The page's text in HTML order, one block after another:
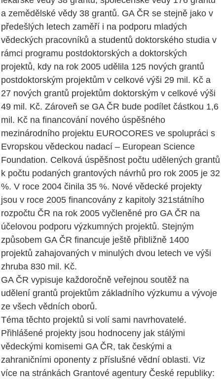
a zemědělské vědy 38 grantů. GA ČR se stejně jako v
předešlých letech zaměří i na podporu mladých
vědeckých pracovníků a studentů doktorského studia v
rámci programu postdoktorských a doktorských
projektů, kdy na rok 2005 udělila 125 nových grantů
postdoktorským projektům v celkové výši 29 mil. Kč a
27 nových grantů projektům doktorským v celkové výši
49 mil. Kč. Zároveň se GA ČR bude podílet částkou 1,6
mil. Kč na financování nového úspěšného
mezinárodního projektu EUROCORES ve spolupráci s
Evropskou vědeckou nadací – European Science
Foundation. Celková úspěšnost počtu udělených grantů
k počtu podaných grantových návrhů pro rok 2005 je 32
%. V roce 2004 činila 35 %. Nové vědecké projekty
jsou v roce 2005 financovány z kapitoly 321státního
rozpočtu ČR na rok 2005 vyčleněné pro GA ČR na
účelovou podporu výzkumných projektů. Stejným
způsobem GA ČR financuje ještě přibližně 1400
projektů zahajovaných v minulých dvou letech ve výši
zhruba 830 mil. Kč.
GA ČR vypisuje každoročně veřejnou soutěž na
udělení grantů projektům základního výzkumu a vývoje
ze všech vědních oborů.
Téma těchto projektů si volí sami navrhovatelé.
Přihlášené projekty jsou hodnoceny jak stálými
vědeckými komisemi GA ČR, tak českými a
zahraničními oponenty z příslušné vědní oblasti. Viz
více na stránkách Grantové agentury České republiky: